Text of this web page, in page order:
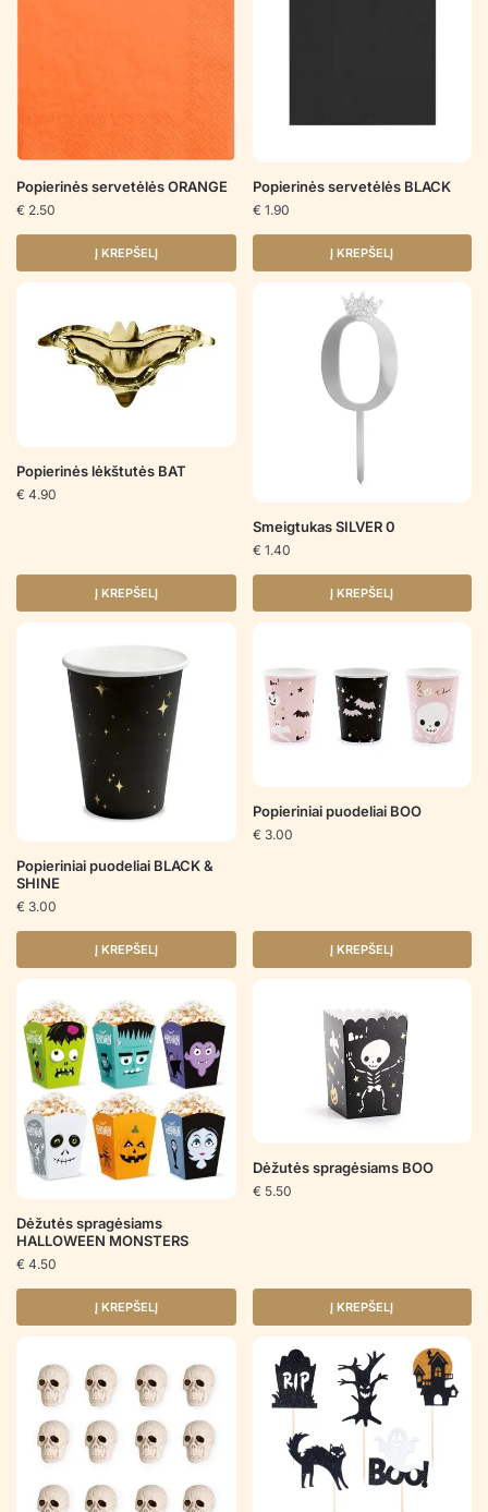
Popierinės servetėlės ORANGE
€ 2.50
Į KREPŠELĮ
Popierinės servetėlės BLACK
€ 1.90
Į KREPŠELĮ
Popierinės lėkštutės BAT
€ 4.90
Į KREPŠELĮ
Smeigtukas SILVER 0
€ 1.40
Į KREPŠELĮ
Popieriniai puodeliai BLACK &
SHINE
€ 3.00
Į KREPŠELĮ
Popieriniai puodeliai BOO
€ 3.00
Į KREPŠELĮ
Dėžutės spragėsiams
HALLOWEEN MONSTERS
€ 4.50
Į KREPŠELĮ
Dėžutės spragėsiams BOO
€ 5.50
Į KREPŠELĮ